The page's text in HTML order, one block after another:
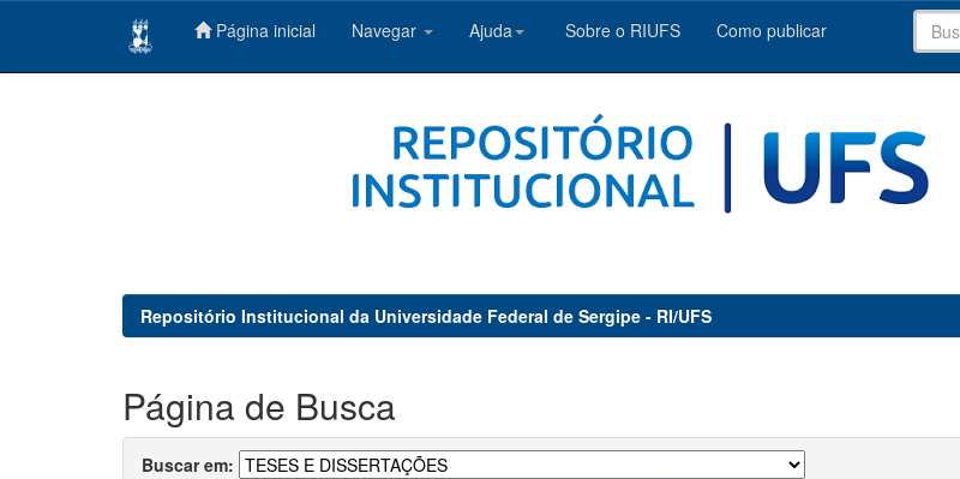
Página inicial Navegar Ajuda Sobre o RIUFS Como publicar
Repositório Institucional da Universidade Federal de Sergipe - RI/UFS
Página de Busca
Buscar em: